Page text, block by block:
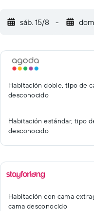
aplique un recargo).
sáb. 15/8 -
Habitación doble, tipo de
desconocido
Habitación estándar, tipo
desconocido
Habitación con cama
cama desconocido